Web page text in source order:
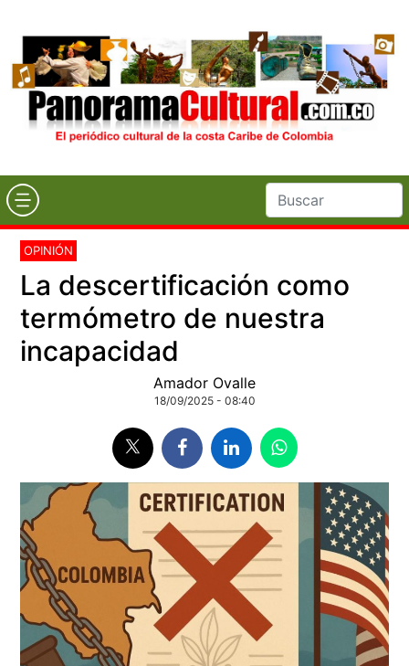
OPINIÓN
La descertificación como
termómetro de nuestra
incapacidad
Amador Ovalle
18/09/2025 - 08:40